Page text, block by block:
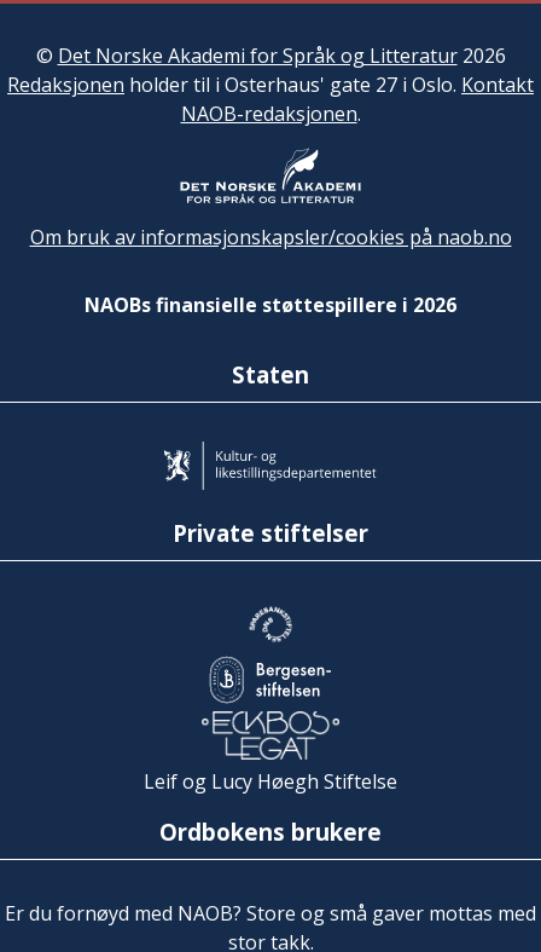
© Det Norske Akademi for Språk og Litteratur2026
Redaksjonen holder til i Osterhaus' gate 27 i Oslo. Kontakt
NAOB-redaksjonen.
Om bruk av informasjonskapsler/cookies på naob.no
NAOBs finansielle støttespillere i 2026
Staten
Private stiftelser
Leif og Lucy Høegh Stiftelse
Ordbokens brukere
Er du fornøyd med NAOB? Store og små gaver mottas med
stor takk.